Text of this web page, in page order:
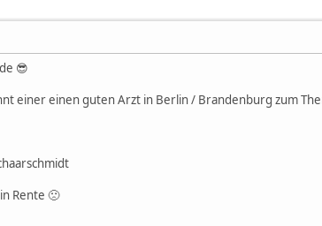
😎
einer einen guten Arzt in Berlin / Brandenburg zum
Rente 🙁